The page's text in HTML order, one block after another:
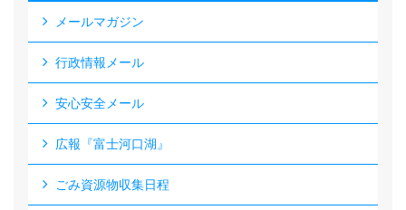
メールマガジン
行政情報メール
安心安全メール
広報『富士河口湖』
ごみ資源物収集日程